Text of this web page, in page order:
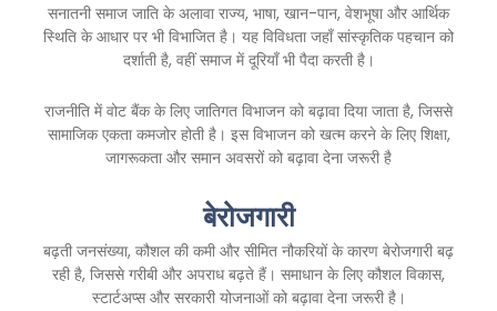
सनातनी समाज जाति के अलावा राज्य, भाषा, खान-पान, वेशभूषा और आर्थिक
स्थिति के आधार पर भी विभाजित है। यह विविधता जहाँ सांस्कृतिक पहचान को
दर्शाती है, वहीं समाज में दूरियाँ भी पैदा करती है।
राजनीति में वोट बैंक के लिए जातिगत विभाजन को बढ़ावा दिया जाता है, जिससे
सामाजिक एकता कमजोर होती है। इस विभाजन को खत्म करने के लिए शिक्षा,
जागरूकता और समान अवसरों को बढ़ावा देना जरूरी है
बेरोजगारी
बढ़ती जनसंख्या, कौशल की कमी और सीमित नौकरियों के कारण बेरोजगारी बढ़
रही है, जिससे गरीबी और अपराध बढ़ते हैं। समाधान के लिए कौशल विकास,
स्टार्टअप्स और सरकारी योजनाओं को बढ़ावा देना जरूरी है।